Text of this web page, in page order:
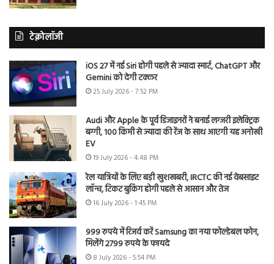
टेक्नोलॉजी
iOS 27 में नई Siri होगी पहले से ज्यादा स्मार्ट, ChatGPT और
Gemini को देगी टक्कर
25 July 2026 - 7:52 PM
Audi और Apple के पूर्व डिजाइनरों ने बनाई लग्जरी इलेक्ट्रिक
बग्गी, 100 किमी से ज्यादा की रेंज के साथ आएगी यह अनोखी
EV
19 July 2026 - 4:48 PM
रेल यात्रियों के लिए बड़ी खुशखबरी, IRCTC की नई वेबसाइट
लॉन्च, टिकट बुकिंग होगी पहले से आसान और तेज
16 July 2026 - 1:45 PM
999 रुपये में रिजर्व करें Samsung का नया फोल्डेबल फोन,
मिलेंगे 2799 रुपये के फायदे
8 July 2026 - 5:54 PM